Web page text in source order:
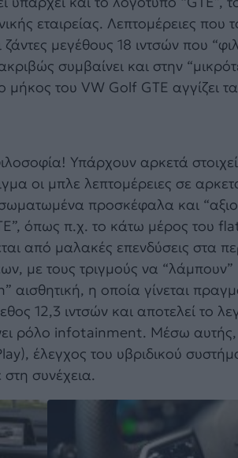
εταιρείας. Λεπτομέρειες που
μεγέθους 18 ιντσών που
συμβαίνει και στην
του VW Golf GTE αγγίζει
Υπάρχουν αρκετά
οι μπλε λεπτομέρειες σε
προσκέφαλα και
όπως π.χ. το κάτω μέρος του
από μαλακές επενδύσεις στα
με τους τριγμούς να “λάμπουν”
η οποία γίνεται
12,3 ιντσών και αποτελεί το
ρόλο infotainment. Μέσω αυτής,
έλεγχος του υβριδικού
συνέχεια.